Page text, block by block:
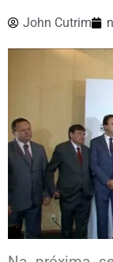
John Cutrim